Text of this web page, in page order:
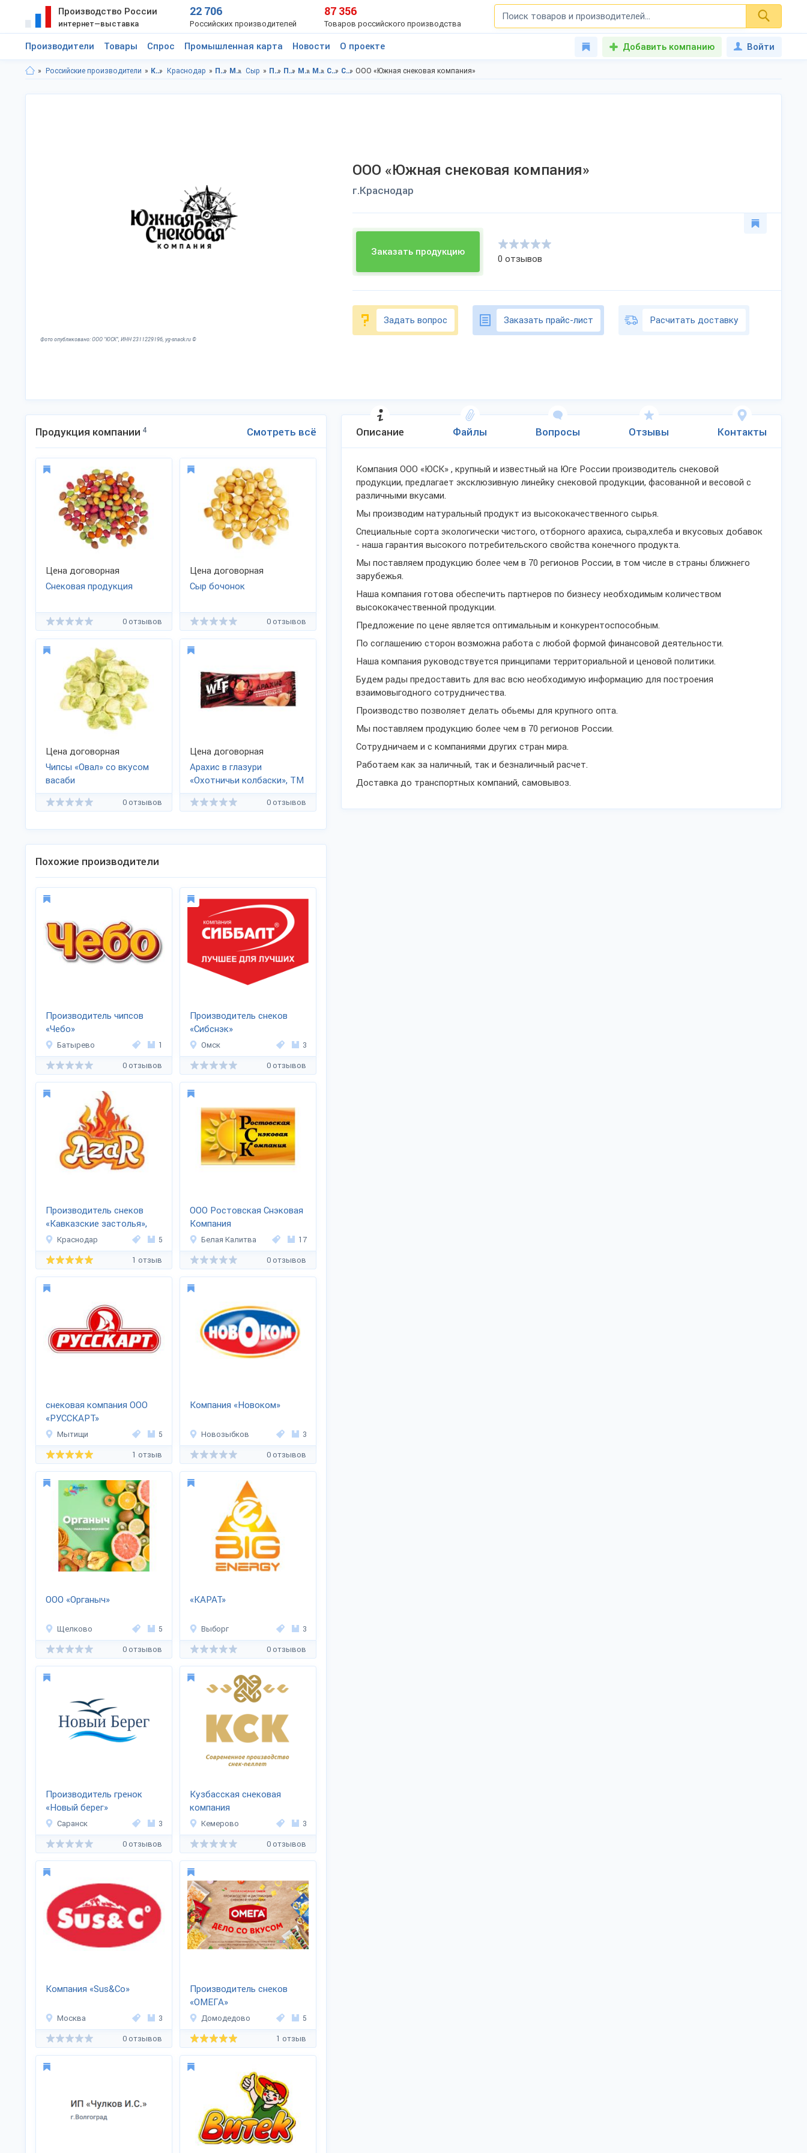
Производство России
интернет—выставка
22 706
Российских производителей
87 356
Товаров российского производства
Производители Товары Спрос Промышленная карта Новости О проекте Добавить компанию Войти
Российские производители Краснодарский край Краснодар Продукты питания Молочные продукты Сыр Продукты питания в Краснодарский край Продукты питания в г.Краснодар Молочные продукты в Краснодарский край Молочные продукты в г.Краснодар Сыр в Краснодарский край Сыр в г.Краснодар ООО «Южная снековая компания»
Фото опубликовано: ООО "ЮСК", ИНН 2311229196, yg-snack.ru ©
ООО «Южная снековая компания»
г.Краснодар
Заказать продукцию
0 отзывов
Задать вопрос Заказать прайс-лист Расчитать доставку
Описание Файлы Вопросы Отзывы Контакты
Компания ООО «ЮСК» , крупный и известный на Юге России производитель снековой
продукции, предлагает эксклюзивную линейку снековой продукции, фасованной и весовой с
различными вкусами.
Мы производим натуральный продукт из высококачественного сырья.
Специальные сорта экологически чистого, отборного арахиса, сыра,хлеба и вкусовых добавок
- наша гарантия высокого потребительского свойства конечного продукта.
Мы поставляем продукцию более чем в 70 регионов России, в том числе в страны ближнего
зарубежья.
Наша компания готова обеспечить партнеров по бизнесу необходимым количеством
высококачественной продукции.
Предложение по цене является оптимальным и конкурентоспособным.
По соглашению сторон возможна работа с любой формой финансовой деятельности.
Наша компания руководствуется принципами территориальной и ценовой политики.
Будем рады предоставить для вас всю необходимую информацию для построения
взаимовыгодного сотрудничества.
Производство позволяет делать обьемы для крупного опта.
Мы поставляем продукцию более чем в 70 регионов России.
Сотрудничаем и с компаниями других стран мира.
Работаем как за наличный, так и безналичный расчет.
Доставка до транспортных компаний, самовывоз.
Продукция компании 4 Смотреть всё
Цена договорная
Снековая продукция
0 отзывов
Цена договорная
Сыр бочонок
0 отзывов
Цена договорная
Чипсы «Овал» со вкусом
васаби
0 отзывов
Цена договорная
Арахис в глазури
«Охотничьи колбаски», ТМ
«WTF»
0 отзывов
Похожие производители
Производитель чипсов
«Чебо»
Батырево 1
0 отзывов
Производитель снеков
«Сибснэк»
Омск 3
0 отзывов
Производитель снеков
«Кавказские застолья»,
«Azar»
Краснодар 5
1 отзыв
ООО Ростовская Снэковая
Компания
Белая Калитва 17
0 отзывов
снековая компания ООО
«РУССКАРТ»
Мытищи 5
1 отзыв
Компания «Новоком»
Новозыбков 3
0 отзывов
ООО «Органыч»
Щелково 5
0 отзывов
«КАРАТ»
Выборг 3
0 отзывов
Производитель гренок
«Новый берег»
Саранск 3
0 отзывов
Кузбасская снековая
компания
Кемерово 3
0 отзывов
Компания «Sus&Co»
Москва 3
0 отзывов
Производитель снеков
«ОМЕГА»
Домодедово 5
1 отзыв